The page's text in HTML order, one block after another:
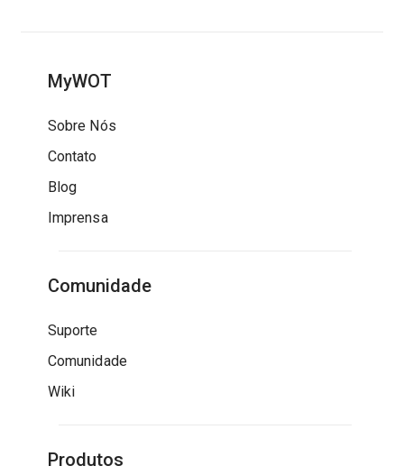
MyWOT
Sobre Nós
Contato
Blog
Imprensa
Comunidade
Suporte
Comunidade
Wiki
Produtos